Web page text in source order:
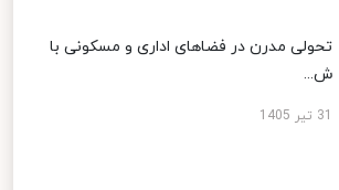
تحولی مدرن در فضاهای اداری و مسکونی با
ش...